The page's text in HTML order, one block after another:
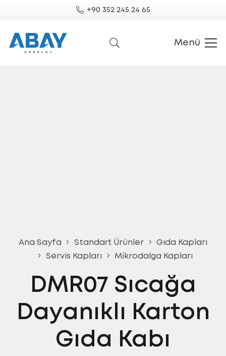
+90 352 245 24 65
Menü
Ana Sayfa Standart Ürünler
Gıda Kapları
Servis Kapları
Mikrodalga Kapları
DMR07 Sıcağa
Dayanıklı Karton
Gıda Kabı